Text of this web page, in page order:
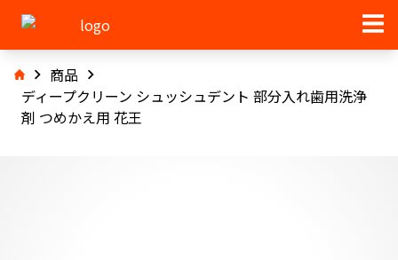
商品
ディープクリーン シュッシュデント 部分入れ歯用洗浄
剤 つめかえ用 花王